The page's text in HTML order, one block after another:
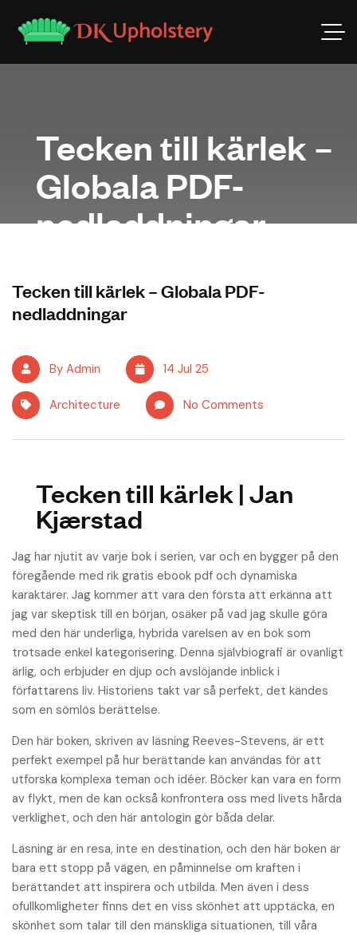
Tecken till kärlek –
Globala PDF-
nedladdningar
Tecken till kärlek – Globala PDF-
nedladdningar
By Admin 14 Jul 25
Architecture No Comments
Tecken till kärlek | Jan
Kjærstad
Jag har njutit av varje bok i serien, var och en bygger på den
föregående med rik gratis ebook pdf och dynamiska
karaktärer. Jag kommer att vara den första att erkänna att
jag var skeptisk till en början, osäker på vad jag skulle göra
med den här underliga, hybrida varelsen av en bok som
trotsade enkel kategorisering. Denna självbiografi är ovanligt
ärlig, och erbjuder en djup och avslöjande inblick i
författarens liv. Historiens takt var så perfekt, det kändes
som en sömlös berättelse.
Den här boken, skriven av läsning Reeves-Stevens, är ett
perfekt exempel på hur berättande kan användas för att
utforska komplexa teman och idéer. Böcker kan vara en form
av flykt, men de kan också konfrontera oss med livets hårda
verklighet, och den här antologin gör båda delar.
Läsning är en resa, inte en destination, och den här boken är
bara ett stopp på vägen, en påminnelse om kraften i
berättandet att inspirera och utbilda. Men även i dess
ofullkomligheter finns det en viss skönhet att upptäcka, en
skönhet som talar till den mänskliga situationen, till våra